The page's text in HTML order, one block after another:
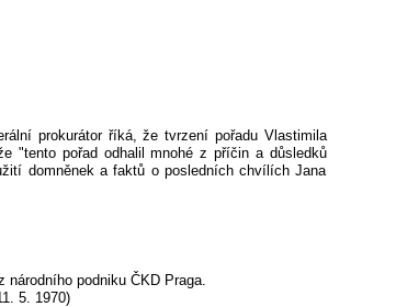
prokurátor říká, že tvrzení pořadu Vlastimila
"tento pořad odhalil mnohé z příčin a důsledků
domněnek a faktů o posledních chvílích Jana
národního podniku ČKD Praga.
5. 1970)